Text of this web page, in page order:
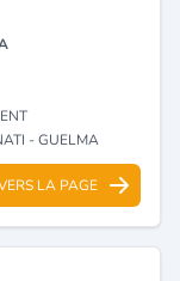
- GUELMA
LA PAGE